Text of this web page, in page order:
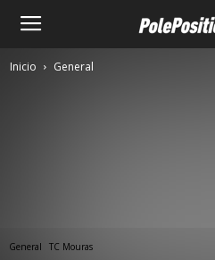
Inicio General
General TC Mouras